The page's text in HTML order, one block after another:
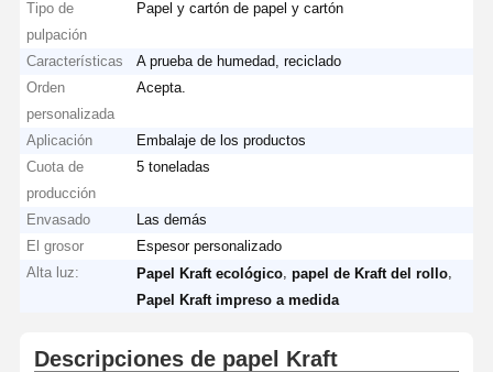
Tipo de
pulpación
Papel y cartón de papel y cartón
Características
A prueba de humedad, reciclado
Orden
personalizada
Acepta.
Aplicación
Embalaje de los productos
Cuota de
producción
5 toneladas
Envasado
Las demás
El grosor
Espesor personalizado
Alta luz:
Papel Kraft ecológico ,papel de Kraft del rollo
Papel Kraft impreso a medida
Descripciones de papel Kraft